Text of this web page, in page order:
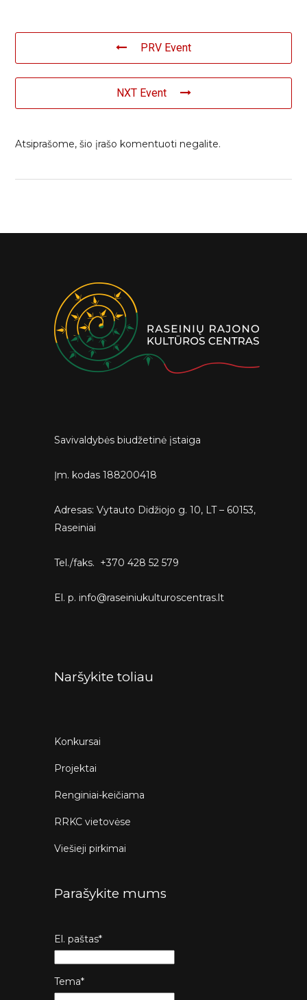
PRV Event
NXT Event
Atsiprašome, šio įrašo komentuoti negalite.
Savivaldybės biudžetinė įstaiga
Įm. kodas 188200418
Adresas: Vytauto Didžiojo g. 10, LT – 60153,
Raseiniai
Tel./faks. +370 428 52 579
El. p. info@raseiniukulturoscentras.lt
Naršykite toliau
Konkursai
Projektai
Renginiai-keičiama
RRKC vietovėse
Viešieji pirkimai
Parašykite mums
El. paštas*
Tema*